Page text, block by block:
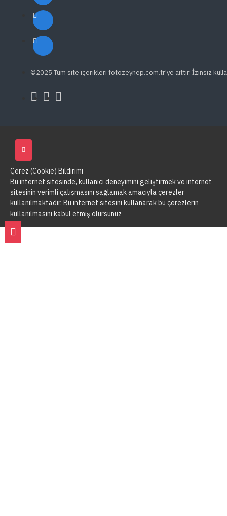
©2025 Tüm site içerikleri fotozeynep.com.tr'ye aittir. İzinsiz
Çerez (Cookie) Bildirimi
Bu internet sitesinde, kullanıcı deneyimini geliştirmek ve internet
sitesinin verimli çalışmasını sağlamak amacıyla çerezler
kullanılmaktadır. Bu internet sitesini kullanarak bu çerezlerin
kullanılmasını kabul etmiş olursunuz